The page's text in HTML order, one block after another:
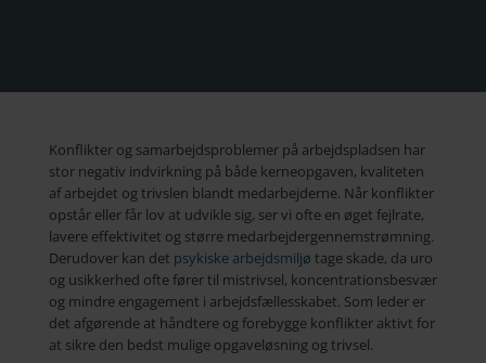
Konflikter og samarbejdsproblemer på arbejdspladsen har
stor negativ indvirkning på både kerneopgaven, kvaliteten
af arbejdet og trivslen blandt medarbejderne. Når konflikter
opstår eller får lov at udvikle sig, ser vi ofte en øget fejlrate,
lavere effektivitet og større medarbejdergennemstrømning.
Derudover kan det psykiske arbejdsmiljø tage skade, da uro
og usikkerhed ofte fører til mistrivsel, koncentrationsbesvær
og mindre engagement i arbejdsfællesskabet. Som leder er
det afgørende at håndtere og forebygge konflikter aktivt for
at sikre den bedst mulige opgaveløsning og trivsel.